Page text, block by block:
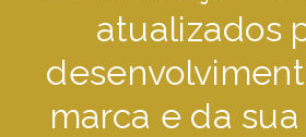
atualizados
marca e da